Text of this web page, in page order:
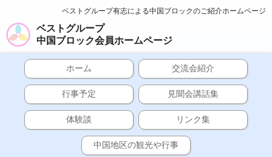
ベストグループ有志による中国ブロックのご紹介ホームページ
ベストグループ
中国ブロック会員ホームページ
ホーム 交流会紹介
行事予定 見聞会講話集
体験談 リンク集
中国地区の観光や行事